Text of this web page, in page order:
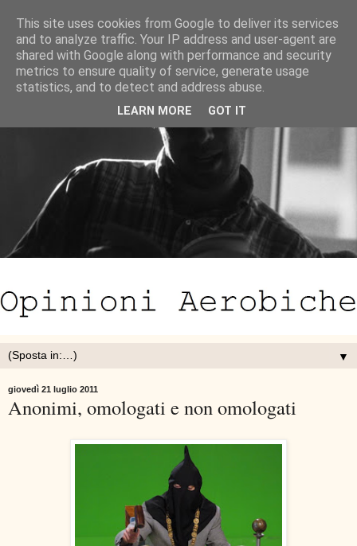
▼
giovedì 21 luglio 2011
Anonimi, omologati e non omologati
This site uses cookies from Google to deliver its services
and to analyze traffic. Your IP address and user-agent are
shared with Google along with performance and security
metrics to ensure quality of service, generate usage
statistics, and to detect and address abuse.
LEARN MORE GOT IT